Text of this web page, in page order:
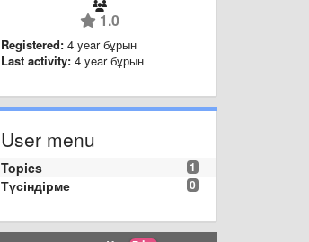
1.0
Registered: 4 year бұрын
Last activity: 4 year бұрын
User menu
1
Topics
0
Түсіндірме